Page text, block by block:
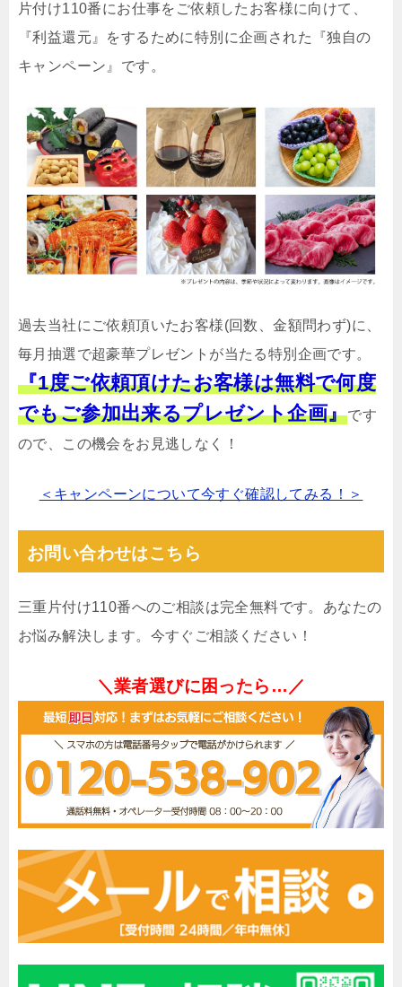
片付け110番にお仕事をご依頼したお客様に向けて、
『利益還元』をするために特別に企画された『独自の
キャンペーン』です。
過去当社にご依頼頂いたお客様(回数、金額問わず)に、
毎月抽選で超豪華プレゼントが当たる特別企画です。
『1度ご依頼頂けたお客様は無料で何度
でもご参加出来るプレゼント企画』です
ので、この機会をお見逃しなく！
＜キャンペーンについて今すぐ確認してみる！＞
お問い合わせはこちら
三重片付け110番へのご相談は完全無料です。あなたの
お悩み解決します。今すぐご相談ください！
＼業者選びに困ったら…／